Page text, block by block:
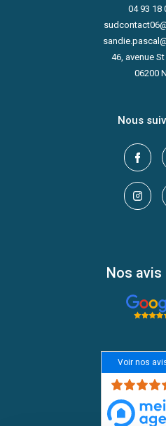
04 93 18
46, avenue
06200
Nous
Nos
Voir nos